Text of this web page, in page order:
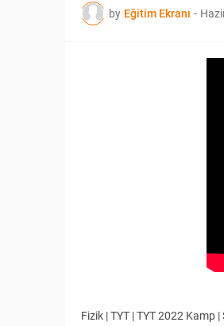
by Eğitim Ekranı -
Fizik | TYT | TYT 2022 Kamp